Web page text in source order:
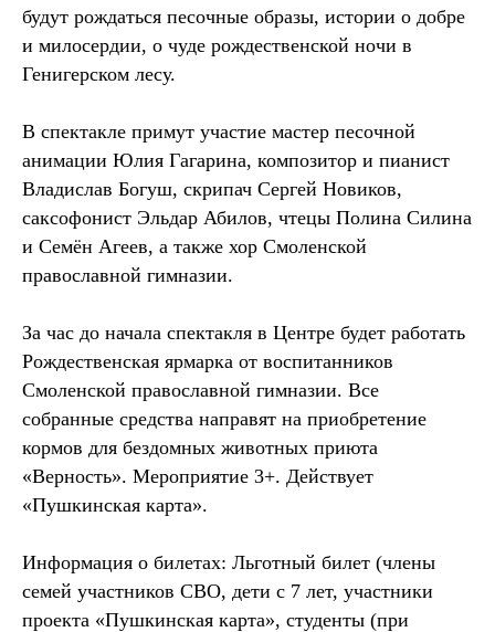
будут рождаться песочные образы, истории о добре
и милосердии, о чуде рождественской ночи в
Генигерском лесу.
В спектакле примут участие мастер песочной
анимации Юлия Гагарина, композитор и пианист
Владислав Богуш, скрипач Сергей Новиков,
саксофонист Эльдар Абилов, чтецы Полина Силина
и Семён Агеев, а также хор Смоленской
православной гимназии.
За час до начала спектакля в Центре будет работать
Рождественская ярмарка от воспитанников
Смоленской православной гимназии. Все
собранные средства направят на приобретение
кормов для бездомных животных приюта
«Верность». Мероприятие 3+. Действует
«Пушкинская карта».
Информация о билетах: Льготный билет (члены
семей участников СВО, дети с 7 лет, участники
проекта «Пушкинская карта», студенты (при